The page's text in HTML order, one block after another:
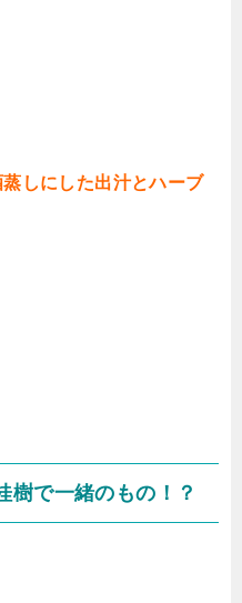
しにした出汁とハーブ
樹で一緒のもの！？